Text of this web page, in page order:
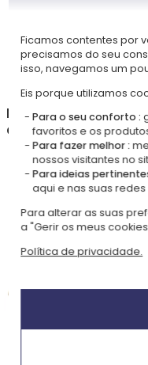
animais
um nome
25,90 €
4,90
Na loja Talheres
descubra também
Ficamos contentes por
precisamos do seu
isso, navegamos um
Eis porque utilizamos
Para o seu conforto :
favoritos e os
Para fazer melhor :
nossos visitantes no
Para ideias
aqui e nas suas
Para alterar as suas
a "Gerir os meus
Política de privacidade.